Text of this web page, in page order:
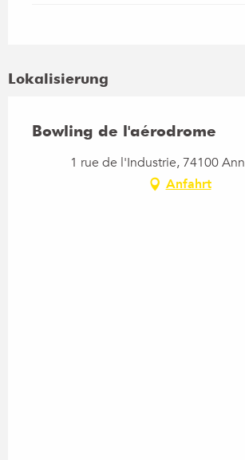
Lokalisierung
Bowling de l'aérodrome
1 rue de l'Industrie, 74100
Anfahrt